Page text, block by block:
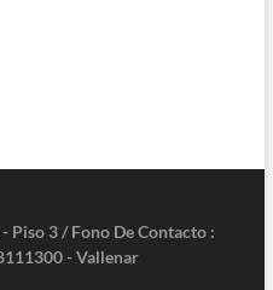
Piso 3 / Fono De Contacto :
- Vallenar